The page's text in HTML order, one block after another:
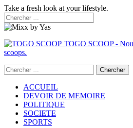
Take a fresh look at your lifestyle.
TOGO SCOOP -
scoops.
ACCUEIL
DEVOIR DE MEMOIRE
POLITIQUE
SOCIETE
SPORTS